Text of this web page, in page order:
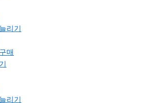
리기
매
리기